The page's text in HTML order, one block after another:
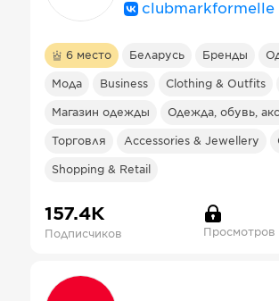
clubmarkformelle
6 место Беларусь Бренды
Мода Business Clothing & Outfits
Магазин одежды Одежда, обувь,
Торговля Accessories & Jewellery
Shopping & Retail
157.4К
Подписчиков Просмотров